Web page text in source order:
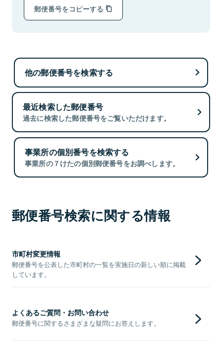
郵便番号をコピーする
他の郵便番号を検索する
最近検索した郵便番号
過去に検索した郵便番号をご覧いただけます。
事業所の個別番号を検索する
事業所の７けたの個別郵便番号をお調べします。
郵便番号検索に関する情報
市町村変更情報
郵便番号を公表した市町村の一覧を実施日の新しい順に掲載
しています。
よくあるご質問・お問い合わせ
郵便番号に関するさまざまな疑問にお答えします。